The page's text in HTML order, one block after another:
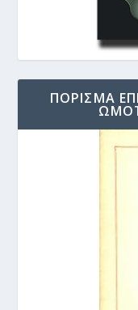
ΠΟΡΙΣΜΑ